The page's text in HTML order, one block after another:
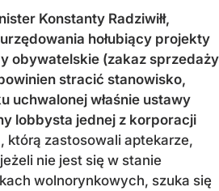
Konstanty Radziwiłł,
hołubiący projekty
obywatelskie (zakaz sprzedaży
stracić stanowisko,
uchwalonej właśnie ustawy
lobbysta jednej z korporacji
którą zastosowali aptekarze,
nie jest się w stanie
wolnorynkowych, szuka się